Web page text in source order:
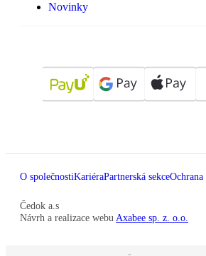
Novinky
O společnostiKariéraPartnerská sekce
Čedok a.s
Návrh a realizace webu Axabee sp. z. o.o.